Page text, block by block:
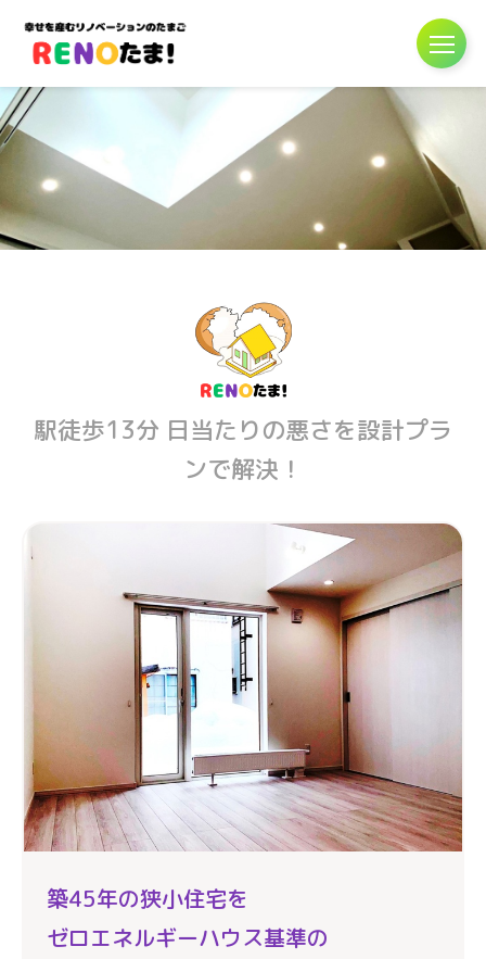
駅徒歩13分 日当たりの悪さを設計プラ
ンで解決！
築45年の狭小住宅を
ゼロエネルギーハウス基準の